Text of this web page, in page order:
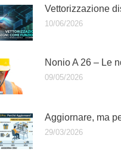
Vettorizzazione
10/06/2026
Nonio A 26 – Le
09/05/2026
Aggiornare, ma
29/03/2026